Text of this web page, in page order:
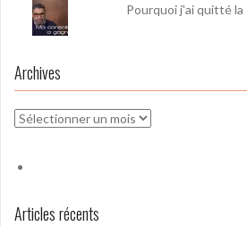
Pourquoi j'ai quitté
Archives
Archives
Articles récents